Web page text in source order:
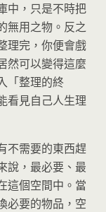
中，只是不時把
無用之物。反之
理完，你便會戲
然可以變得這麼
「整理的終
看見自己人生理
不需要的東西趕
說，最必要、最
這個空間中。當
必要的物品，空